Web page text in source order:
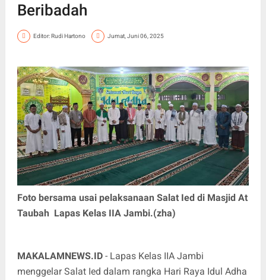
Beribadah
Editor: Rudi Hartono Jumat, Juni 06, 2025
Foto bersama usai pelaksanaan Salat Ied di Masjid At
Taubah Lapas Kelas IIA Jambi.(zha)
MAKALAMNEWS.ID - Lapas Kelas IIA Jambi
menggelar Salat Ied dalam rangka Hari Raya Idul Adha